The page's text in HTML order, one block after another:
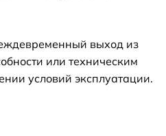
выход из
или техническим
условий эксплуатации.